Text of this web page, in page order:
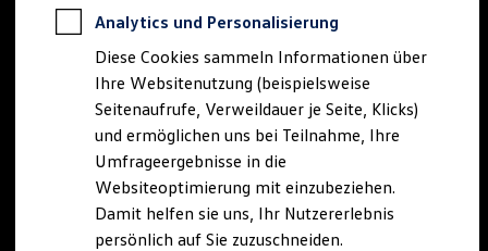
Professional Class bei Volkswagen
Behörden
Direktkunden
Sonderfahrzeuge
Anpfiff zum Gewinn
Elektromobilität
Elektroautos
ID. Tutorials
Elektrofahrzeugkonzepte
ID. EVERY1
Reichweite
Ihr Vertrags- und Ansprechpartner ist die D&T Driving &
Training AG (Impressum & Rechtliches).
Diese und nachfolgende Abbildungen zeigen
Sonderausstattungen.
GTI: Energieverbrauch kombiniert: 7,3 - 7,0 l/100km;
CO₂-Emission kombiniert: 166 - 160 g/km; CO₂-Klasse(n): F.
Analytics und Personalisierung
Diese Cookies sammeln Informationen über
Ihre Websitenutzung (beispielsweise
Seitenaufrufe, Verweildauer je Seite, Klicks)
und ermöglichen uns bei Teilnahme, Ihre
Umfrageergebnisse in die
Websiteoptimierung mit einzubeziehen.
Damit helfen sie uns, Ihr Nutzererlebnis
persönlich auf Sie zuzuschneiden.